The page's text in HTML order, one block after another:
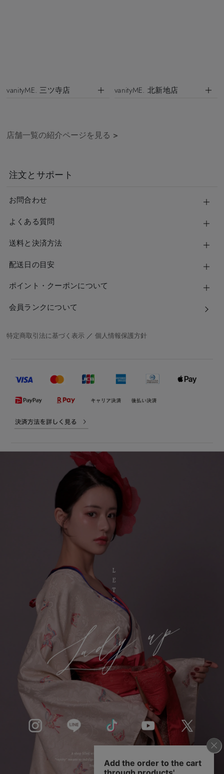
vanityME. 三ツ寺店 vanityME. 北新地店
店舗一覧の紹介ページを見る >
注文とサポート
お問合わせ
よくある質問
送料と決済方法
配送日の目安
ポイント・クーポンについて
会員ランクについて
特定商取引法に基づく表示 ／個人情報保護方針